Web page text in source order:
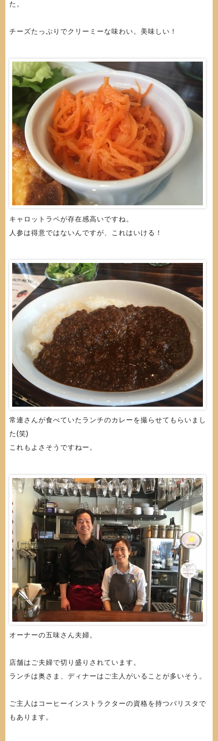
た。
チーズたっぷりでクリーミーな味わい。美味しい！
キャロットラペが存在感高いですね。
人参は得意ではないんですが、これはいける！
常連さんが食べていたランチのカレーを撮らせてもらいまし
た(笑)
これもよさそうですねー。
オーナーの五味さん夫婦。
店舗はご夫婦で切り盛りされています。
ランチは奥さま、ディナーはご主人がいることが多いそう。
ご主人はコーヒーインストラクターの資格を持つバリスタで
もあります。